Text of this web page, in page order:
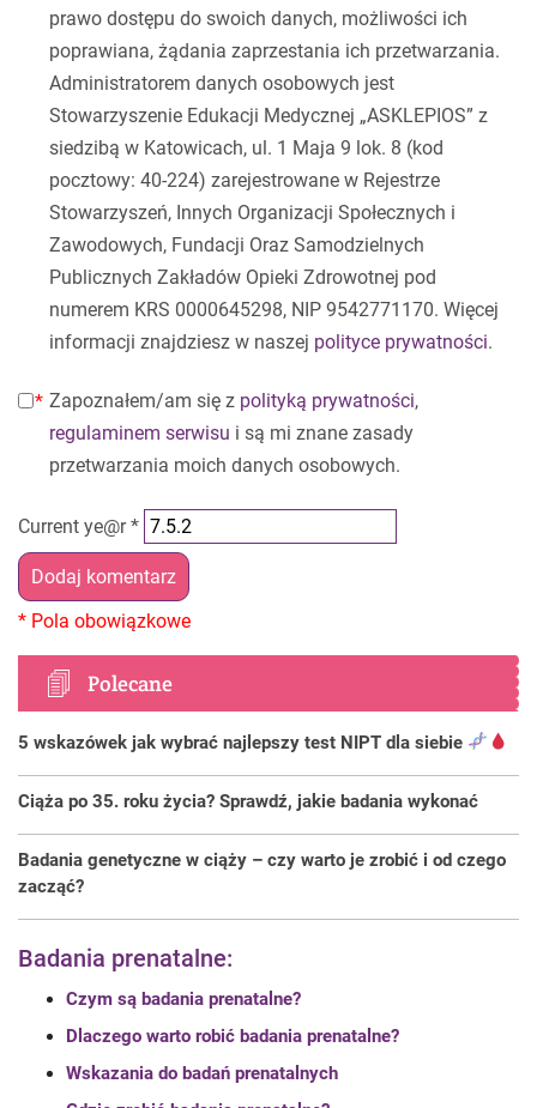
prawo dostępu do swoich danych, możliwości ich
poprawiana, żądania zaprzestania ich przetwarzania.
Administratorem danych osobowych jest
Stowarzyszenie Edukacji Medycznej „ASKLEPIOS” z
siedzibą w Katowicach, ul. 1 Maja 9 lok. 8 (kod
pocztowy: 40-224) zarejestrowane w Rejestrze
Stowarzyszeń, Innych Organizacji Społecznych i
Zawodowych, Fundacji Oraz Samodzielnych
Publicznych Zakładów Opieki Zdrowotnej pod
numerem KRS 0000645298, NIP 9542771170. Więcej
informacji znajdziesz w naszej polityce prywatności.
Zapoznałem/am się z polityką prywatności,
regulaminem serwisu i są mi znane zasady
przetwarzania moich danych osobowych.
Current ye@r*
Polecane
5 wskazówek jak wybrać najlepszy test NIPT dla siebie
Ciąża po 35. roku życia? Sprawdź, jakie badania wykonać
Badania genetyczne w ciąży – czy warto je zrobić i od czego
zacząć?
Badania prenatalne:
Czym są badania prenatalne?
Dlaczego warto robić badania prenatalne?
Wskazania do badań prenatalnych